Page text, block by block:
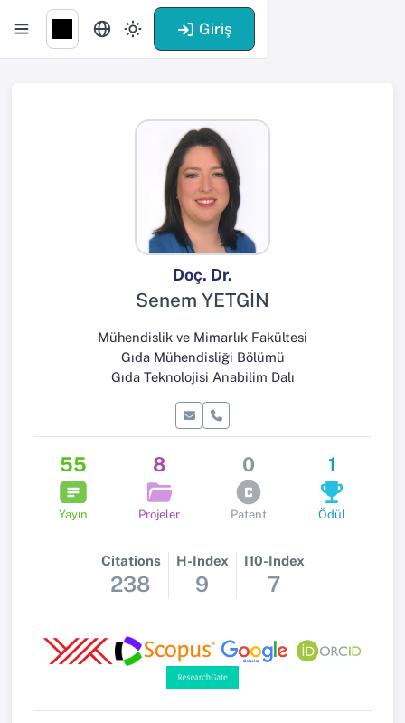
Giriş
Doç. Dr.
Senem YETGİN
Mühendislik ve Mimarlık Fakültesi
Gıda Mühendisliği Bölümü
Gıda Teknolojisi Anabilim Dalı
55
Yayın
8
Projeler
0
Patent
1
Ödül
Citations
238
H-Index
9
I10-Index
7